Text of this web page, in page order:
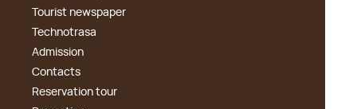
Tourist newspaper
Technotrasa
Admission
Contacts
Reservation tour